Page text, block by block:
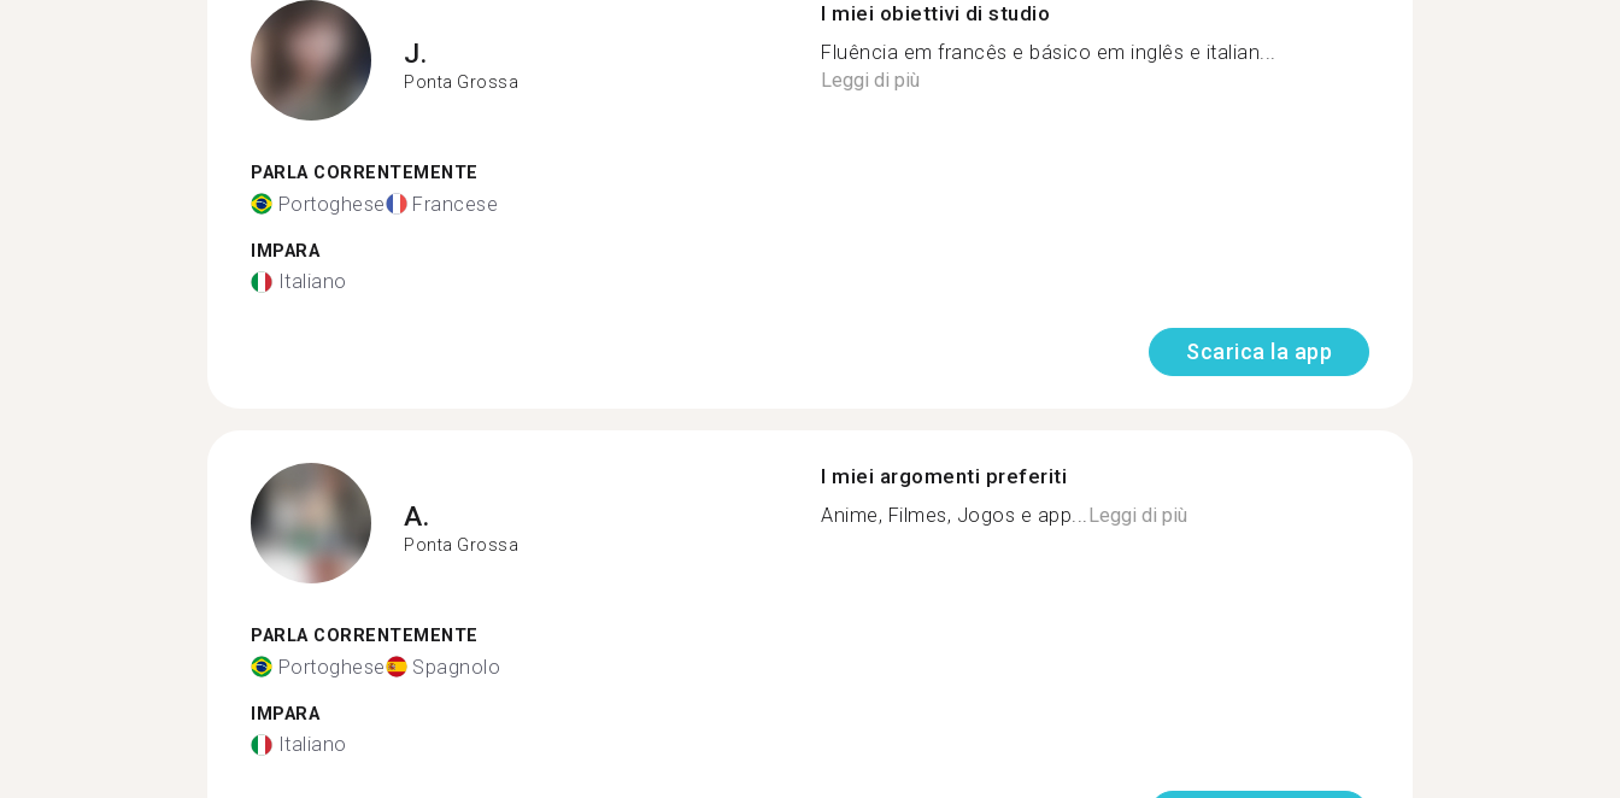
J.
Ponta Grossa
PARLA CORRENTEMENTE
Portoghese Francese
IMPARA
Italiano
I miei obiettivi di studio
Fluência em francês e básico em inglês e italian...
Leggi di più
Scarica la app
A.
Ponta Grossa
PARLA CORRENTEMENTE
Portoghese Spagnolo
IMPARA
Italiano
I miei argomenti preferiti
Anime, Filmes, Jogos e app...Leggi di più